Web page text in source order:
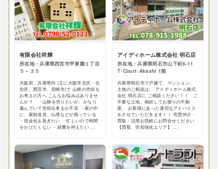
有限会社祥輝
所在地：兵庫県西宮市甲東園１丁目
５－３５
大阪府、兵庫県内 (主に大阪市北区・住
吉区、西宮市、尼崎市)で 山林の売却を
お考えの方へ こんなお悩みはありませ
んか？ ・山林を売りたいが、かなり
傷んでいて売却出来るか不安 ・家の中
に、家財道具、仏壇などが残っている
・現金化を急ぎたい ・忙しいので時間
をかけたくない ・経費を抑えたい ...
アイディホーム株式会社 明石店
所在地：兵庫県明石市山下町6-11
T･Court･Akashi 1階
兵庫県明石市で戸建て、マンション、
土地のご相談は、 アイディホーム株式
会社 明石店に ご相談ください！！ ご
不要な土地、相続してお困りの不動
産、 お客様にあった適切なアドバイス
をさせていただきます！！ 売買仲介・
買取・活用お気軽にお問合せください
【買取、売却強化エリア】 ...